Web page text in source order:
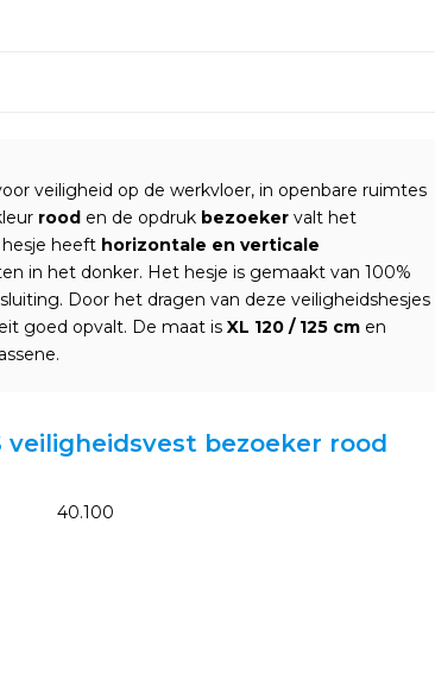
veiligheid op de werkvloer, in openbare ruimtes
rood en de opdruk bezoeker valt het
heeft horizontale en verticale
in het donker. Het hesje is gemaakt van 100%
Door het dragen van deze veiligheidshesjes
goed opvalt. De maat is XL 120 / 125 cm en
veiligheidsvest bezoeker rood
40.100